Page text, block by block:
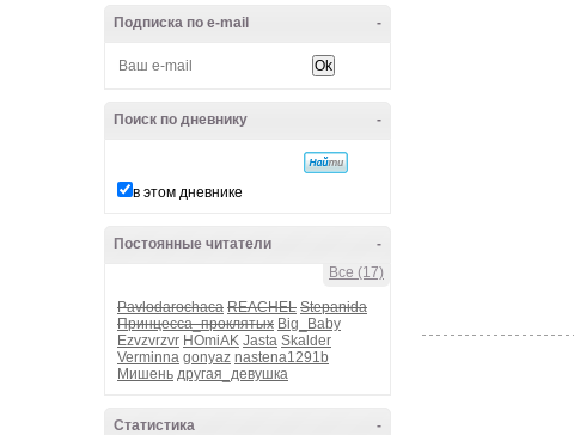
-
Подписка по e-mail
-
Поиск по дневнику
в этом дневнике
-
Постоянные читатели
Все (17)
Pavlodarochaca REACHEL Stepanida
Принцесса_проклятых Big_Baby
Ezvzvrzvr HOmiAK Jasta Skalder
Verminna gonyaz nastena1291b
Мишень другая_девушка
-
Статистика